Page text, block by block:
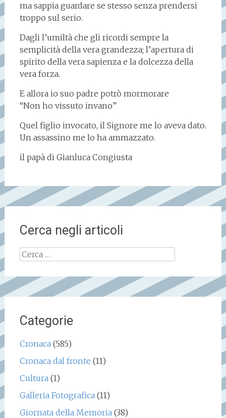
ma sappia guardare se stesso senza prendersi
troppo sul serio.
Dagli l’umiltà che gli ricordi sempre la
semplicità della vera grandezza; l’apertura di
spirito della vera sapienza e la dolcezza della
vera forza.
E allora io suo padre potrò mormorare
“Non ho vissuto invano”
Quel figlio invocato, il Signore me lo aveva dato.
Un assassino me lo ha ammazzato.
il papà di Gianluca Congiusta
Cerca negli articoli
Ricerca
Categorie
Cronaca(585)
Cronaca dal fronte (11)
Cultura(1)
Galleria Fotografica(11)
Giornata della Memoria(38)